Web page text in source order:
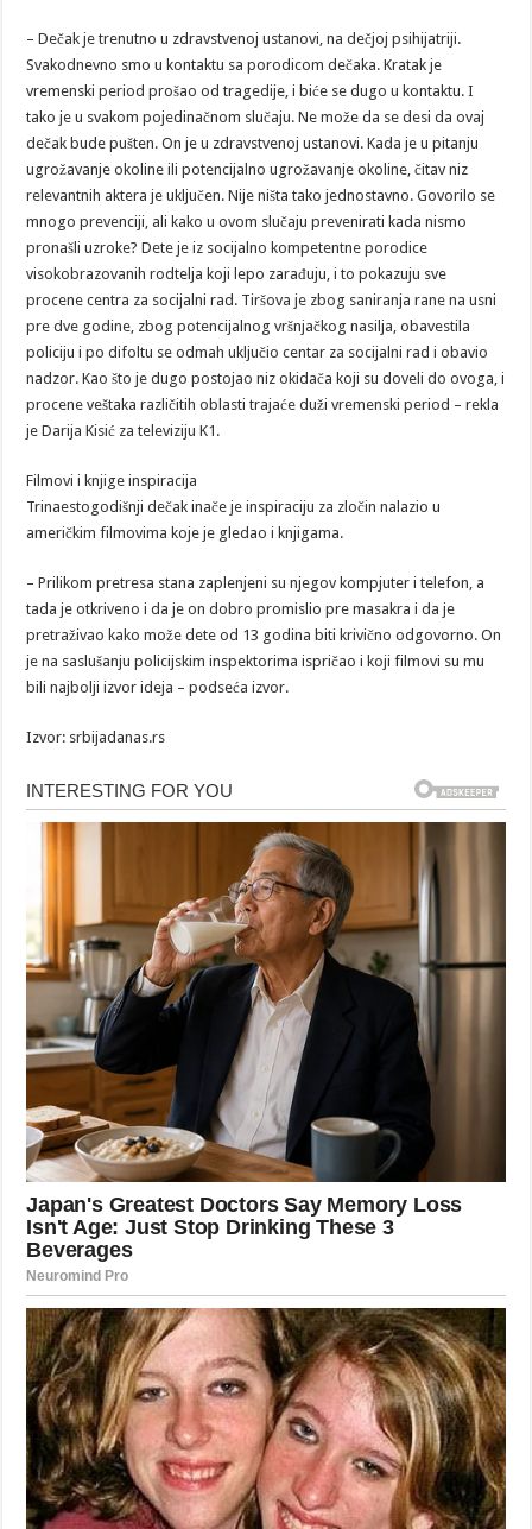
– Dečak je trenutno u zdravstvenoj ustanovi, na dečjoj psihijatriji.
Svakodnevno smo u kontaktu sa porodicom dečaka. Kratak je
vremenski period prošao od tragedije, i biće se dugo u kontaktu. I
tako je u svakom pojedinačnom slučaju. Ne može da se desi da ovaj
dečak bude pušten. On je u zdravstvenoj ustanovi. Kada je u pitanju
ugrožavanje okoline ili potencijalno ugrožavanje okoline, čitav niz
relevantnih aktera je uključen. Nije ništa tako jednostavno. Govorilo se
mnogo prevenciji, ali kako u ovom slučaju prevenirati kada nismo
pronašli uzroke? Dete je iz socijalno kompetentne porodice
visokobrazovanih rodtelja koji lepo zarađuju, i to pokazuju sve
procene centra za socijalni rad. Tiršova je zbog saniranja rane na usni
pre dve godine, zbog potencijalnog vršnjačkog nasilja, obavestila
policiju i po difoltu se odmah uključio centar za socijalni rad i obavio
nadzor. Kao što je dugo postojao niz okidača koji su doveli do ovoga, i
procene veštaka različitih oblasti trajaće duži vremenski period – rekla
je Darija Kisić za televiziju K1.
Filmovi i knjige inspiracija
Trinaestogodišnji dečak inače je inspiraciju za zločin nalazio u
američkim filmovima koje je gledao i knjigama.
– Prilikom pretresa stana zaplenjeni su njegov kompjuter i telefon, a
tada je otkriveno i da je on dobro promislio pre masakra i da je
pretraživao kako može dete od 13 godina biti krivično odgovorno. On
je na saslušanju policijskim inspektorima ispričao i koji filmovi su mu
bili najbolji izvor ideja – podseća izvor.
Izvor: srbijadanas.rs